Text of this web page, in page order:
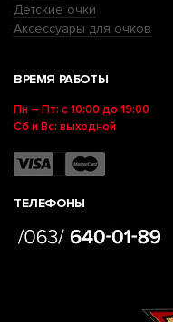
Детские очки
Аксессуары для очков
ВРЕМЯ РАБОТЫ
Пн – Пт: с 10:00 до 19:00
Сб и Вс: выходной
ТЕЛЕФОНЫ